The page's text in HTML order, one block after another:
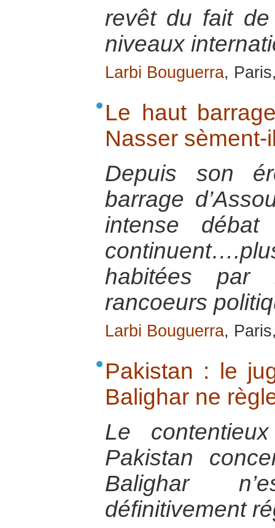
revêt du fait
niveaux
Larbi Bouguerra,
Le haut
Nasser
Depuis son
barrage
intense
habitées
rancoeurs
Larbi Bouguerra,
Pakistan : le
Balighar ne
Le
Pakistan
Balighar
définitivement